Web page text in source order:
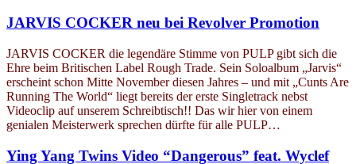
JARVIS COCKER neu bei Revolver Promotion
JARVIS COCKER die legendäre Stimme von PULP gibt sich die
Ehre beim Britischen Label Rough Trade. Sein Soloalbum „Jarvis“
erscheint schon Mitte November diesen Jahres – und mit „Cunts Are
Running The World“ liegt bereits der erste Singletrack nebst
Videoclip auf unserem Schreibtisch!! Das wir hier von einem
genialen Meisterwerk sprechen dürfte für alle PULP…
Ying Yang Twins Video “Dangerous” feat. Wyclef